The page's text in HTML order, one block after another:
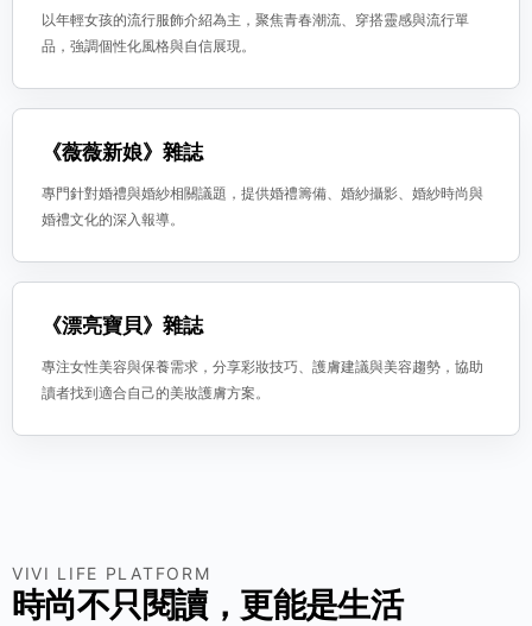
以年輕女孩的流行服飾介紹為主，聚焦青春潮流、穿搭靈感與流行單
品，強調個性化風格與自信展現。
《薇薇新娘》雜誌
專門針對婚禮與婚紗相關議題，提供婚禮籌備、婚紗攝影、婚紗時尚與
婚禮文化的深入報導。
《漂亮寶貝》雜誌
專注女性美容與保養需求，分享彩妝技巧、護膚建議與美容趨勢，協助
讀者找到適合自己的美妝護膚方案。
VIVI LIFE PLATFORM
時尚不只閱讀，更能是生活